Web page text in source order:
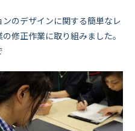
のデザインに関する簡単なレ
修正作業に取り組みました。